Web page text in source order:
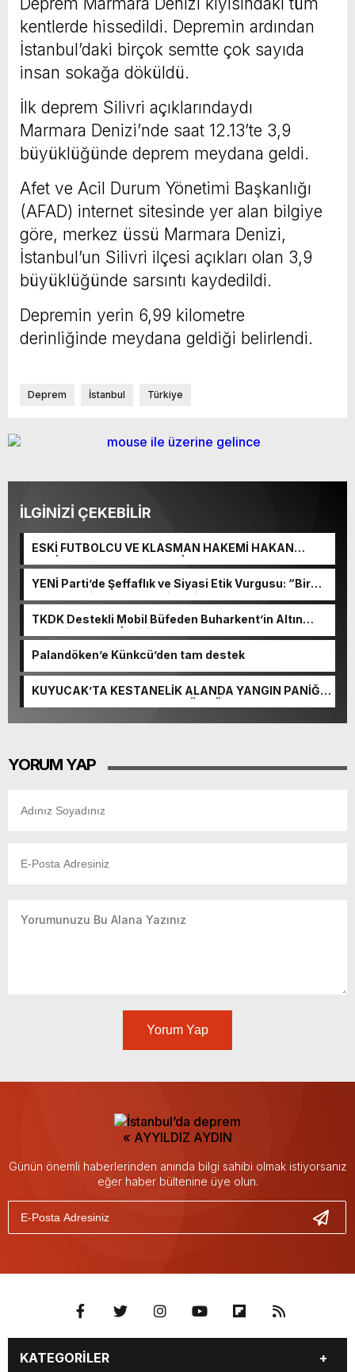
kentlerde hissedildi. Depremin ardından
İstanbul’daki birçok semtte çok sayıda
insan sokağa döküldü.
İlk deprem Silivri açıklarındaydı
Marmara Denizi’nde saat 12.13’te 3,9
büyüklüğünde deprem meydana geldi.
Afet ve Acil Durum Yönetimi Başkanlığı
(AFAD) internet sitesinde yer alan bilgiye
göre, merkez üssü Marmara Denizi,
İstanbul’un Silivri ilçesi açıkları olan 3,9
büyüklüğünde sarsıntı kaydedildi.
Depremin yerin 6,99 kilometre
derinliğinde meydana geldiği belirlendi.
Deprem İstanbul Türkiye
İLGİNİZİ ÇEKEBİLİR
ESKİ FUTBOLCU VE KLASMAN HAKEMİ HAKAN
ERGİN HAYATINI KAYBETTİ
YENİ Parti’de Şeffaflık ve Siyasi Etik Vurgusu: “Bir
Kuruşun Bile Hesabı Verilmeli”
TKDK Destekli Mobil Büfeden Buharkent’in Altın
Değeri Sarı Lop İnciri Vatandaşlarla Buluştu
Palandöken’e Künkcü’den tam destek
KUYUCAK’TA KESTANELİK ALANDA YANGIN PANİĞİ:
YORUM YAP
Yorum Yap
Günün önemli haberlerinden anında bilgi sahibi olmak istiyorsanız
eğer haber bültenine üye olun.
KATEGORİLER